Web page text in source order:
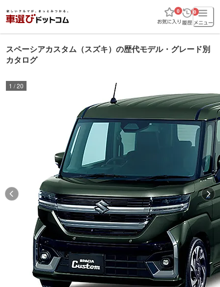
0 0
スペーシアカスタム（スズキ）の歴代モデル・グレード別
カタログ
1 /20